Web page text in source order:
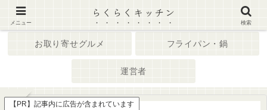
キッチン家電
お取り寄せグルメ フライパン・鍋
運営者
【PR】記事内に広告が含まれています
メニュー
らくらくキッチン
検索